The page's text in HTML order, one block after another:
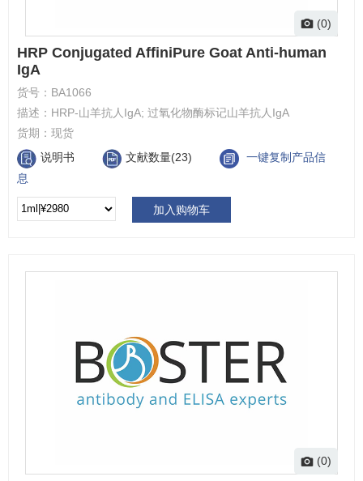
(0)
HRP Conjugated AffiniPure Goat Anti-human
IgA
货号： BA1066
描述： HRP-山羊抗人IgA; 过氧化物酶标记山羊抗人IgA
货期： 现货
说明书
文献数量(23)
一键复制产品信
息
加入购物车
(0)